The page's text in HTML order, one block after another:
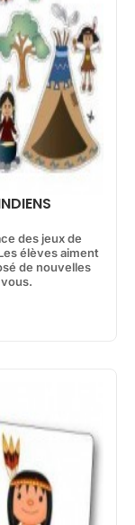
des jeux de
élèves aiment
de nouvelles